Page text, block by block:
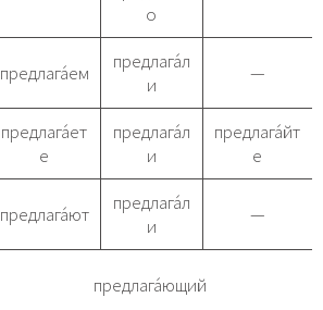
о
предлага́ем
предлага́л
и
—
предлага́ет
е
предлага́л
и
предлага́йт
е
предлага́ют
предлага́л
и
—
предлага́ющий